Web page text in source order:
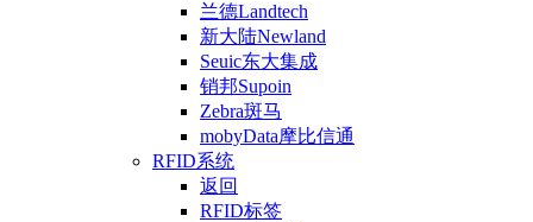
兰德Landtech
新大陆Newland
Seuic东大集成
销邦Supoin
Zebra斑马
mobyData摩比信通
RFID系统
返回
RFID标签